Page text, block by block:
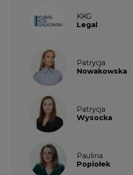
KKG
Legal
Patrycja
Nowakowska
Patrycja
Wysocka
Paulina
Popiołek